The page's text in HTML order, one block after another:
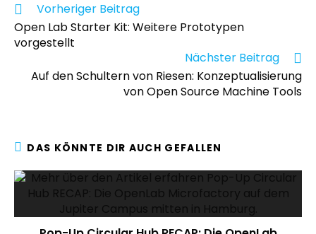
Vorheriger Beitrag
Open Lab Starter Kit: Weitere Prototypen
vorgestellt
Nächster Beitrag
Auf den Schultern von Riesen: Konzeptualisierung
von Open Source Machine Tools
DAS KÖNNTE DIR AUCH GEFALLEN